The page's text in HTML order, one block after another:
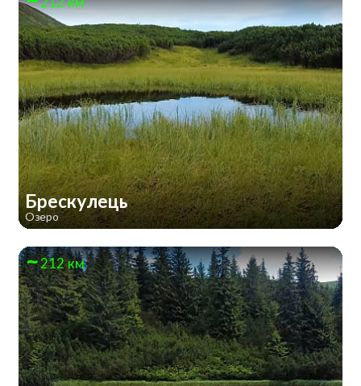
Брескулeць
Озеро
212 км